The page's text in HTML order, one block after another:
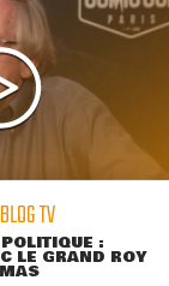
TV
:
LE GRAND ROY